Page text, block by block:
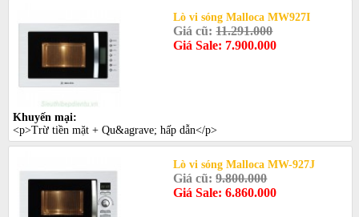
Lò vi sóng Malloca MW927I
Giá cũ:11.291.000
Giá Sale: 7.900.000
Khuyến mại:
<p>Trừ tiền mặt + Qu&agrave; hấp dẫn</p>
Lò vi sóng Malloca MW-927J
Giá cũ:9.800.000
Giá Sale: 6.860.000